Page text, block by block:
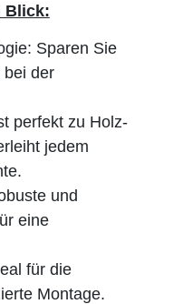
Blick:
Sparen Sie
bei der
perfekt zu Holz-
jedem
und
eine
für die
Montage.